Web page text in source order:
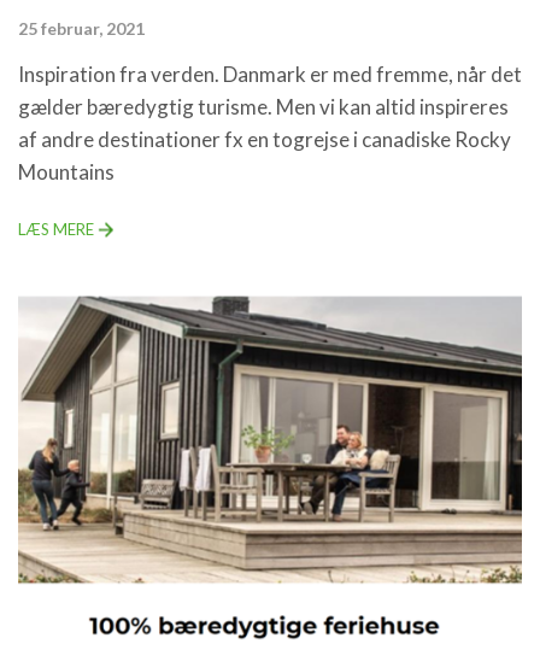
25 februar, 2021
Inspiration fra verden. Danmark er med fremme, når det
gælder bæredygtig turisme. Men vi kan altid inspireres
af andre destinationer fx en togrejse i canadiske Rocky
Mountains
LÆS MERE